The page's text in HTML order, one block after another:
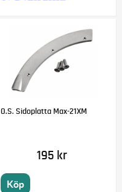
O.S. Sidoplatta Max-21XM
195 kr
Köp